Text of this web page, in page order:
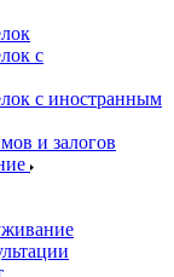
с
с иностранным
и залогов